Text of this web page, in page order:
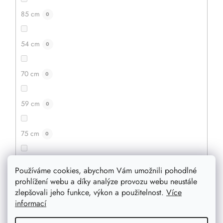
Používáme cookies, abychom Vám umožnili pohodlné
prohlížení webu a díky analýze provozu webu neustále
zlepšovali jeho funkce, výkon a použitelnost. Více
informací
85 cm 0
54 cm 0
70 cm 0
59 cm 0
75 cm 0
84 cm 0
295 Kč
369 Kč